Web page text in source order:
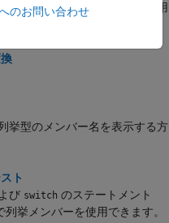
するには、charメソッドを使用
挙型のメンバー名を表示する方
ト
び switch のステートメント
挙メンバーを使用できます。
のお問い合わせ